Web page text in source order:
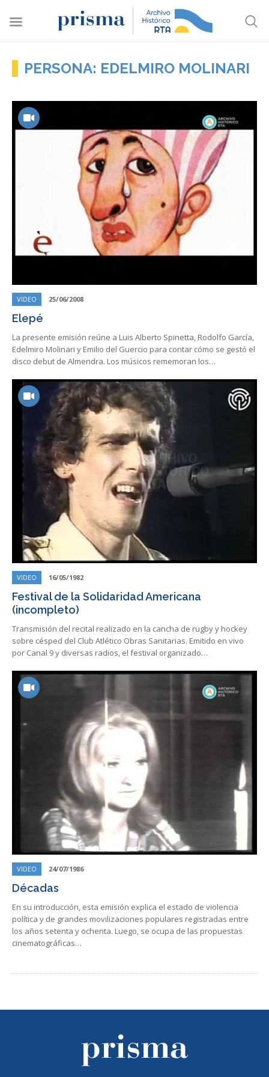
PERSONA: EDELMIRO MOLINARI
VIDEO 25/06/2008
Elepé
La presente emisión reúne a Luis Alberto Spinetta, Rodolfo García,
Edelmiro Molinari y Emilio del Guercio para contar cómo se gestó el
disco debut de Almendra. Los músicos rememoran los…
VIDEO 16/05/1982
Festival de la Solidaridad Americana
(incompleto)
Transmisión del recital realizado en la cancha de rugby y hockey
sobre césped del Club Atlético Obras Sanitarias. Emitido en vivo
por Canal 9 y diversas radios, el festival organizado…
VIDEO 24/07/1986
Décadas
En su introducción, esta emisión explica el estado de violencia
política y de grandes movilizaciones populares registradas entre
los años setenta y ochenta. Luego, se ocupa de las propuestas
cinematográficas…